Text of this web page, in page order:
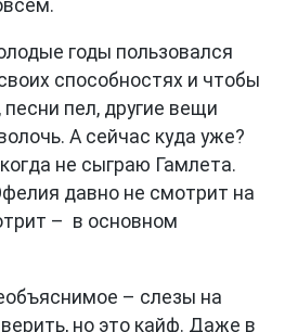
годы пользовался
способностях и чтобы
пел, другие вещи
А сейчас куда уже?
не сыграю Гамлета.
давно не смотрит на
– в основном
– слезы на
но это кайф. Даже в